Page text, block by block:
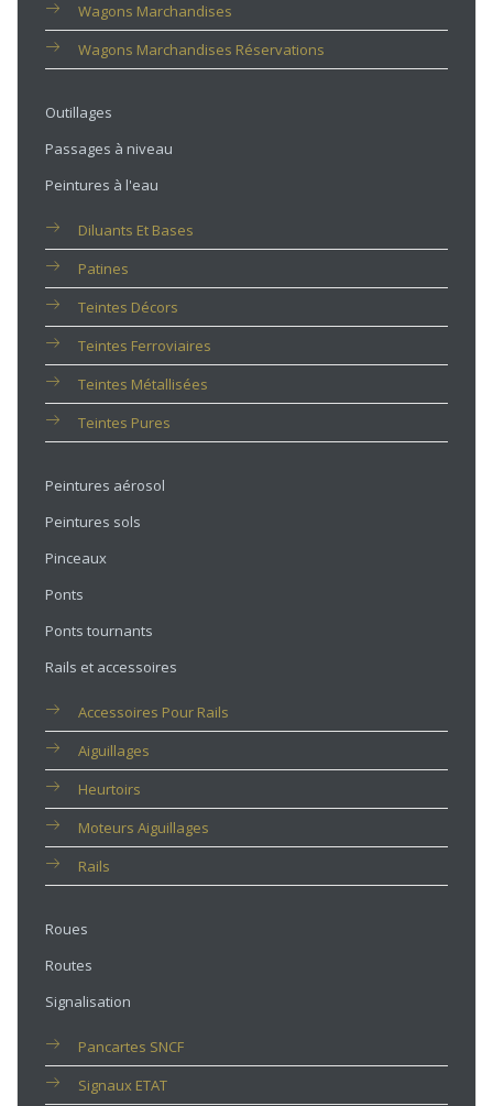
Wagons Marchandises
Wagons Marchandises Réservations
Outillages
Passages à niveau
Peintures à l'eau
Diluants Et Bases
Patines
Teintes Décors
Teintes Ferroviaires
Teintes Métallisées
Teintes Pures
Peintures aérosol
Peintures sols
Pinceaux
Ponts
Ponts tournants
Rails et accessoires
Accessoires Pour Rails
Aiguillages
Heurtoirs
Moteurs Aiguillages
Rails
Roues
Routes
Signalisation
Pancartes SNCF
Signaux ETAT